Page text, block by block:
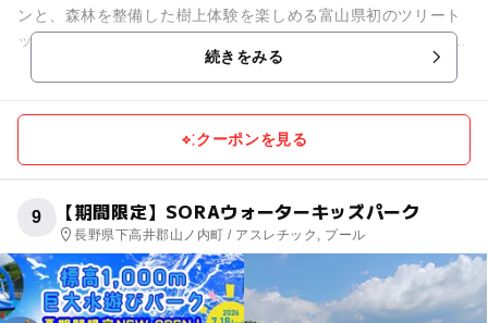
ンと、森林を整備した樹上体験を楽しめる富山県初のツリート
ップアドベンチャー 所要時間はジップライン、ツリーチップ
続きをみる
クーポンを見る
9 【期間限定】SORAウォーターキッズパーク
長野県下高井郡山ノ内町 / アスレチック, プール